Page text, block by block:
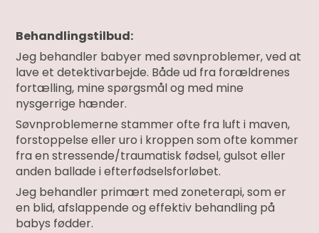
Behandlingstilbud:
Jeg behandler babyer med søvnproblemer, ved at
lave et detektivarbejde. Både ud fra forældrenes
fortælling, mine spørgsmål og med mine
nysgerrige hænder.
Søvnproblemerne stammer ofte fra luft i maven,
forstoppelse eller uro i kroppen som ofte kommer
fra en stressende/traumatisk fødsel, gulsot eller
anden ballade i efterfødselsforløbet.
Jeg behandler primært med zoneterapi, som er
en blid, afslappende og effektiv behandling på
babys fødder.